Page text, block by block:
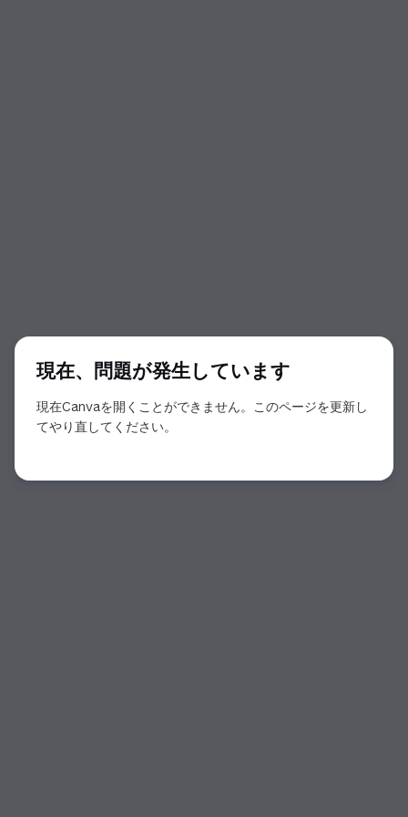
現在、問題が発生しています
現在Canvaを開くことができません。このページを更新し
てやり直してください。